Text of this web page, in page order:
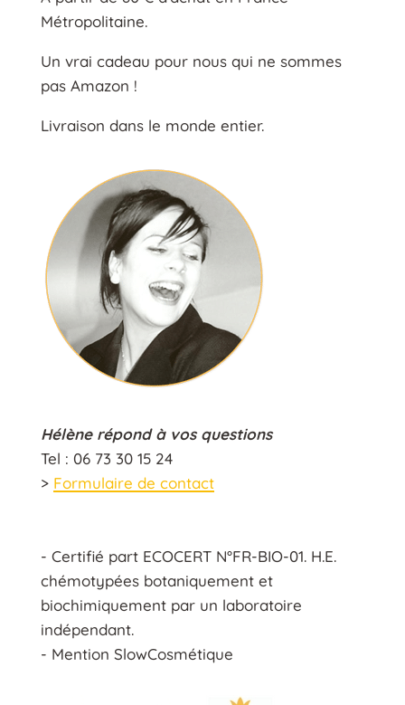
Métropolitaine.
Un vrai cadeau pour nous qui ne sommes
pas Amazon !
Livraison dans le monde entier.
Hélène répond à vos questions
Tel : 06 73 30 15 24
> Formulaire de contact
- Certifié part ECOCERT N°FR-BIO-01. H.E.
chémotypées botaniquement et
biochimiquement par un laboratoire
indépendant.
- Mention SlowCosmétique